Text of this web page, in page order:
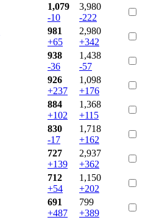
1,079
-10
3,980
-222
981
+65
2,980
+342
938
-36
1,438
-57
926
+237
1,098
+176
884
+102
1,368
+115
830
-17
1,718
+162
727
+139
2,937
+362
712
+54
1,150
+202
691
+487
799
+389